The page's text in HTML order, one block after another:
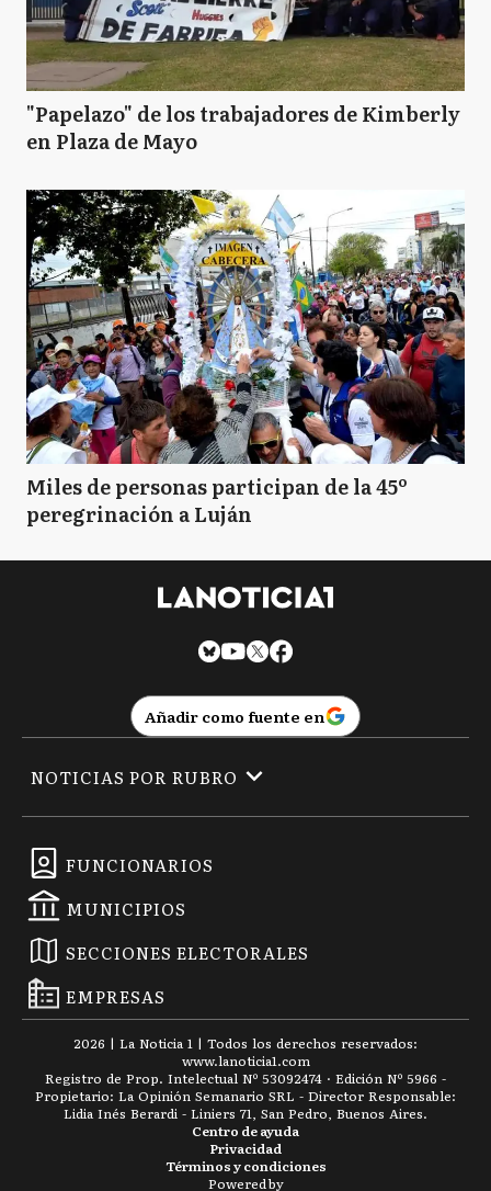
"Papelazo" de los trabajadores de Kimberly
en Plaza de Mayo
Miles de personas participan de la 45º
peregrinación a Luján
Añadir como fuente en
FUNCIONARIOS
MUNICIPIOS
SECCIONES ELECTORALES
EMPRESAS
NOTICIAS POR RUBRO
2026 | La Noticia 1 | Todos los derechos reservados:
www.lanoticia1.com
Registro de Prop. Intelectual Nº 53092474 · Edición Nº 5966 -
Propietario: La Opinión Semanario SRL - Director Responsable:
Lidia Inés Berardi - Liniers 71, San Pedro, Buenos Aires.
Términos y condiciones
Privacidad
Centro de ayuda
Powered by